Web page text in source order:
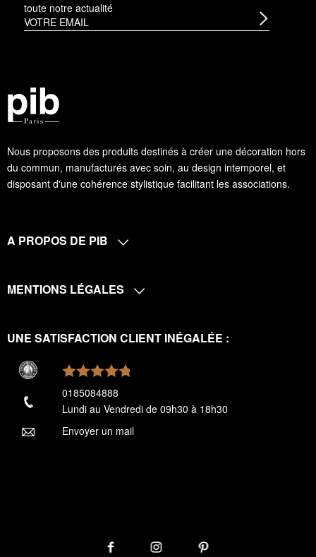
Nous proposons des produits destinés à créer une décoration hors
du commun, manufacturés avec soin, au design intemporel, et
disposant d'une cohérence stylistique facilitant les associations.
toute notre actualité
A PROPOS DE PIB
MENTIONS LÉGALES
UNE SATISFACTION CLIENT INÉGALÉE :
0185084888
Lundi au Vendredi de 09h30 à 18h30
Envoyer un mail